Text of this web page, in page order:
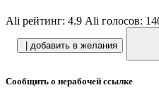
Ali рейтинг: 4.9 Ali голосов:
| добавить в желания
Сообщить о нерабочей ссылке